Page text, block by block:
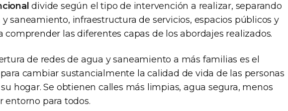
divide según el tipo de intervención a realizar, separando
saneamiento, infraestructura de servicios, espacios públicos y
comprender las diferentes capas de los abordajes realizados.
de redes de agua y saneamiento a más familias es el
cambiar sustancialmente la calidad de vida de las personas
hogar. Se obtienen calles más limpias, agua segura, menos
entorno para todos.